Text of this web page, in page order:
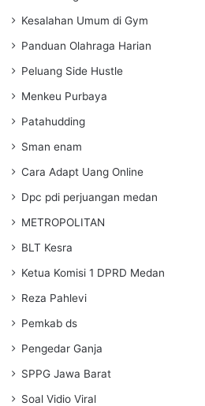
Kesalahan Umum di Gym
Panduan Olahraga Harian
Peluang Side Hustle
Menkeu Purbaya
Patahudding
Sman enam
Cara Adapt Uang Online
Dpc pdi perjuangan medan
METROPOLITAN
BLT Kesra
Ketua Komisi 1 DPRD Medan
Reza Pahlevi
Pemkab ds
Pengedar Ganja
SPPG Jawa Barat
Soal Vidio Viral